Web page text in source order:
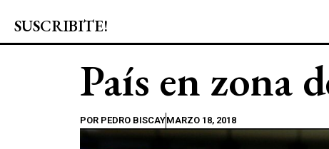
SUSCRIBITE!
País en zona
POR PEDRO BISCAYMARZO 18, 2018